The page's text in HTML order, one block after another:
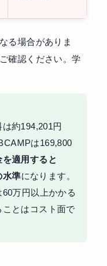
る場合がありま
確認ください。学
約194,201円
は169,800
を適用すると
水準になります。
万円以上かかる
とはコスト面で